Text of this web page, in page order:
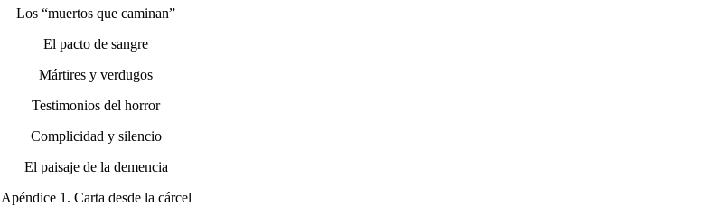
Los “muertos que caminan”
El pacto de sangre
Mártires y verdugos
Testimonios del horror
Complicidad y silencio
El paisaje de la demencia
Apéndice 1. Carta desde la cárcel